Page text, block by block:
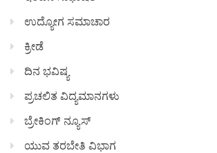
ಉದ್ಯೋಗ ಸಮಾಚಾರ
ಕ್ರೀಡೆ
ದಿನ ಭವಿಷ್ಯ
ಪ್ರಚಲಿತ ವಿದ್ಯಮಾನಗಳು
ಬ್ರೇಕಿಂಗ್ ನ್ಯೂಸ್
ಯುವ ತರಬೇತಿ ವಿಭಾಗ